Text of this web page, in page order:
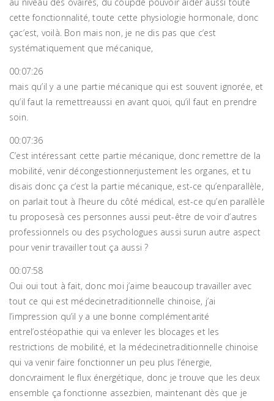
cette fonctionnalité, toute cette physiologie hormonale, donc
çac’est, voilà. Bon mais non, je ne dis pas que c’est
systématiquement que mécanique,
00:07:26
mais qu’il y a une partie mécanique qui est souvent ignorée, et
qu’il faut la remettreaussi en avant quoi, qu’il faut en prendre
soin.
00:07:36
C’est intéressant cette partie mécanique, donc remettre de la
mobilité, venir décongestionnerjustement les organes, et tu
disais donc ça c’est la partie mécanique, est-ce qu’enparallèle,
on parlait tout à l’heure du côté médical, est-ce qu’en parallèle
tu proposesà ces personnes aussi peut-être de voir d’autres
professionnels ou des psychologues aussi surun autre aspect
pour venir travailler tout ça aussi ?
00:07:58
Oui oui tout à fait, donc moi j’aime beaucoup travailler avec
tout ce qui est médecinetraditionnelle chinoise, j’ai
l’impression qu’il y a une bonne complémentarité
entrel’ostéopathie qui va enlever les blocages et les
restrictions de mobilité, et la médecinetraditionnelle chinoise
qui va venir faire fonctionner un peu plus l’énergie,
doncvraiment le flux énergétique, donc je trouve que les deux
ensemble ça fonctionne assezbien, maintenant dès que je